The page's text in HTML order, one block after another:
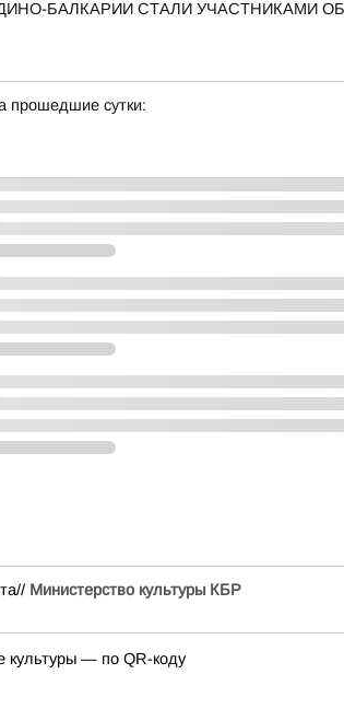
БАЛКАРИИ СТАЛИ УЧАСТНИКАМИ
прошедшие сутки:
Министерство культуры КБР
— по QR-коду